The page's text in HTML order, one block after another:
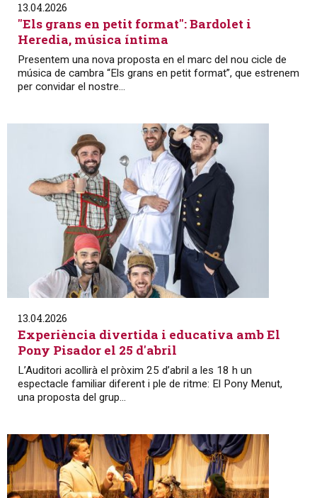
13.04.2026
"Els grans en petit format": Bardolet i
Heredia, música íntima
Presentem una nova proposta en el marc del nou cicle de
música de cambra “Els grans en petit format”, que estrenem
per convidar el nostre...
13.04.2026
Experiència divertida i educativa amb El
Pony Pisador el 25 d'abril
L’Auditori acollirà el pròxim 25 d’abril a les 18 h un
espectacle familiar diferent i ple de ritme: El Pony Menut,
una proposta del grup...